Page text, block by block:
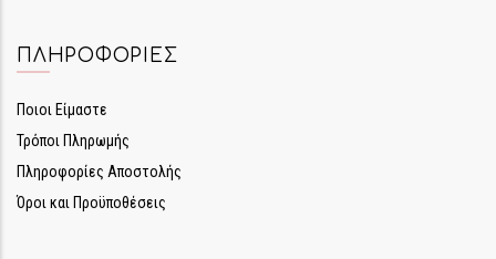
ΠΛΗΡΟΦΟΡΊΕΣ
Ποιοι Είμαστε
Τρόποι Πληρωμής
Πληροφορίες Αποστολής
Όροι και Προϋποθέσεις